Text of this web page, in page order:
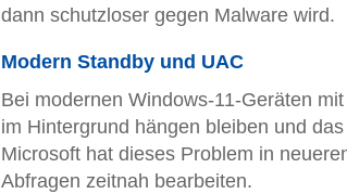
dann schutzloser gegen Malware wird.
Modern Standby und UAC
Bei modernen Windows-11-Geräten
im Hintergrund hängen bleiben und
Microsoft hat dieses Problem in
Abfragen zeitnah bearbeiten.